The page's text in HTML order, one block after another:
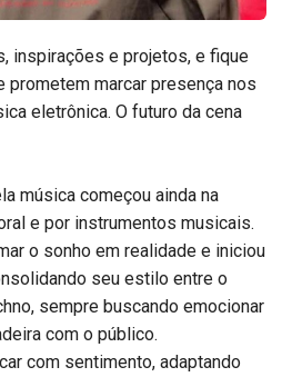
inspirações e projetos, e fique
prometem marcar presença nos
eletrônica. O futuro da cena
música começou ainda na
e por instrumentos musicais.
o sonho em realidade e iniciou
seu estilo entre o
sempre buscando emocionar
com o público.
com sentimento, adaptando